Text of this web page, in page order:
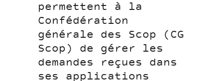
permettent à la
Confédération
générale des Scop (CG
Scop) de gérer les
demandes reçues dans
ses applications